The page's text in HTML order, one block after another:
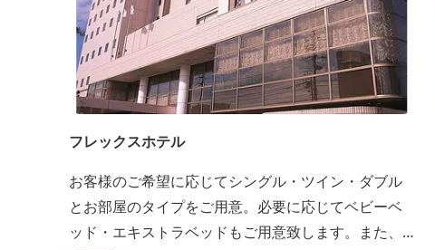
フレックスホテル
お客様のご希望に応じてシングル・ツイン・ダブル
とお部屋のタイプをご用意。必要に応じてベビーベ
ッド・エキストラベッドもご用意致します。また、